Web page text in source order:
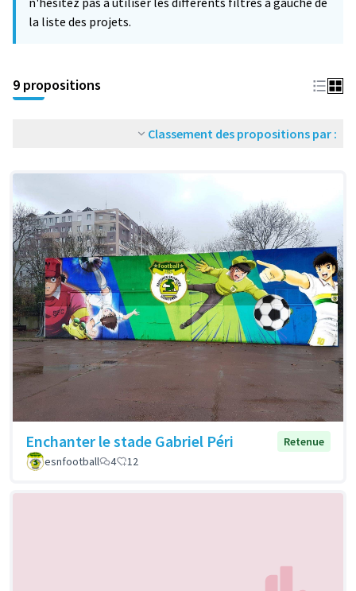
la liste des projets.
9 propositions
Classement des propositions par :
Enchanter le stade Gabriel Péri
Retenue
esnfootball
4 12